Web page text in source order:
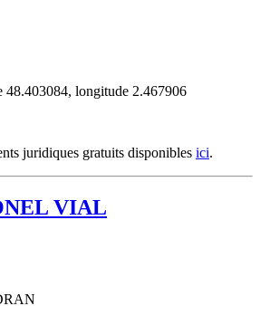
48.403084, longitude 2.467906
juridiques gratuits disponibles ici.
VIAL